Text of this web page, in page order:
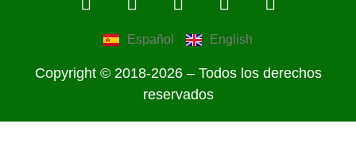
Español English
Copyright © 2018-2026 – Todos los derechos
reservados